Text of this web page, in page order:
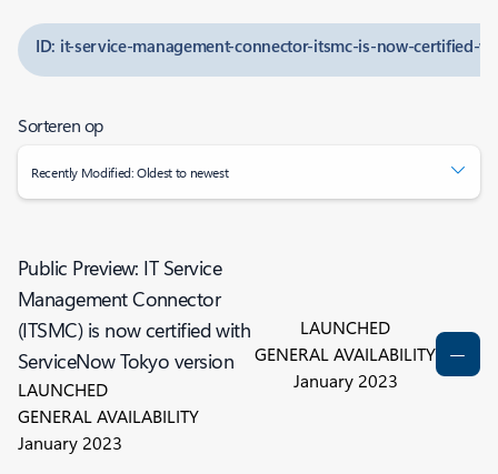
ID: it-service-management-connector-itsmc-is-now-certified-
Sorteren op
Recently Modified: Oldest to newest
Public Preview: IT Service
Management Connector
(ITSMC) is now certified with
ServiceNow Tokyo version
LAUNCHED
GENERAL AVAILABILITY
January 2023
LAUNCHED
GENERAL AVAILABILITY
January 2023